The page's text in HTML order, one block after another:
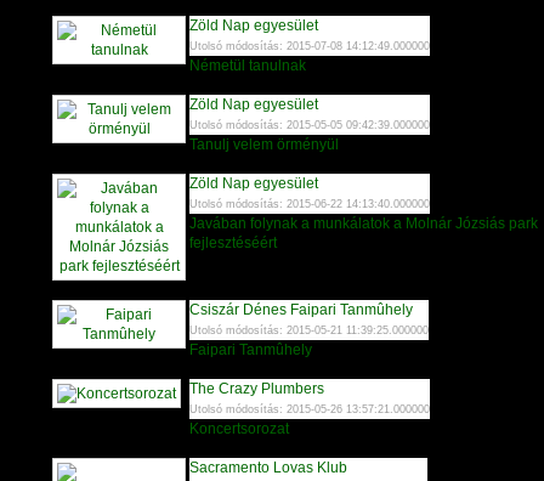
Zöld Nap egyesület
Utolsó módosítás: 2015-07-08 14:12:49.000000
Németül tanulnak
Zöld Nap egyesület
Utolsó módosítás: 2015-05-05 09:42:39.000000
Tanulj velem örményül
Zöld Nap egyesület
Utolsó módosítás: 2015-06-22 14:13:40.000000
Javában folynak a munkálatok a Molnár Józsiás park
fejlesztéséért
Csiszár Dénes Faipari Tanmûhely
Utolsó módosítás: 2015-05-21 11:39:25.000000
Faipari Tanmûhely
The Crazy Plumbers
Utolsó módosítás: 2015-05-26 13:57:21.000000
Koncertsorozat
Sacramento Lovas Klub